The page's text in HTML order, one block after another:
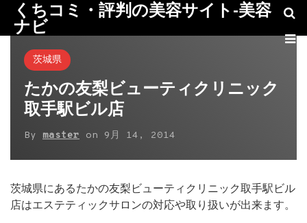
くちコミ・評判の美容サイト-美容
ナビ
茨城県
たかの友梨ビューティクリニック
取手駅ビル店
By master on 9月 14, 2014
茨城県にあるたかの友梨ビューティクリニック取手駅ビル
店はエステティックサロンの対応や取り扱いが出来ます。